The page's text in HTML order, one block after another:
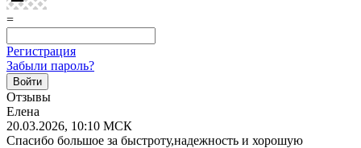
=
Регистрация
Забыли пароль?
Отзывы
Елена
20.03.2026, 10:10 МСК
Спасибо большое за быстроту,надежность и хорошую